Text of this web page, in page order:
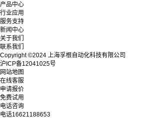
产品中心
行业应用
服务支持
新闻中心
关于我们
联系我们
Copyright ©2024 上海孚根自动化科技有限公司
沪ICP备12041025号
网站地图
在线客服
申请报价
免费试用
电话咨询
电话16621188653